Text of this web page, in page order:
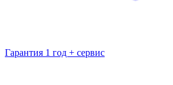
Гарантия 1 год + сервис